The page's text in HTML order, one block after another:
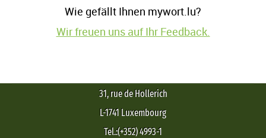
Wie gefällt Ihnen mywort.lu?
Wir freuen uns auf Ihr Feedback.
31, rue de Hollerich
L-1741 Luxembourg
Tel.:(+352) 4993-1